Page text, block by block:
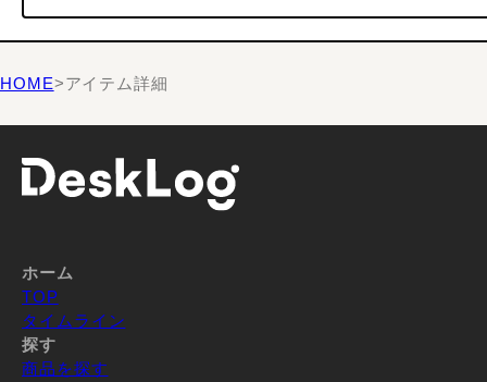
HOME>アイテム詳細
ホーム
TOP
タイムライン
探す
商品を探す